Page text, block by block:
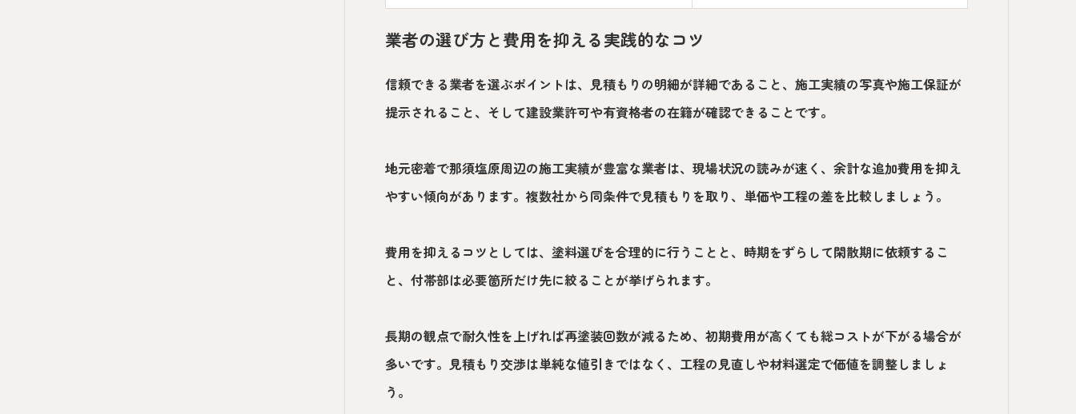
業者の選び方と費用を抑える実践的なコツ
信頼できる業者を選ぶポイントは、見積もりの明細が詳細であること、施工実績の写真や施工保証が
提示されること、そして建設業許可や有資格者の在籍が確認できることです。
地元密着で那須塩原周辺の施工実績が豊富な業者は、現場状況の読みが速く、余計な追加費用を抑え
やすい傾向があります。複数社から同条件で見積もりを取り、単価や工程の差を比較しましょう。
費用を抑えるコツとしては、塗料選びを合理的に行うことと、時期をずらして閑散期に依頼するこ
と、付帯部は必要箇所だけ先に絞ることが挙げられます。
長期の観点で耐久性を上げれば再塗装回数が減るため、初期費用が高くても総コストが下がる場合が
多いです。見積もり交渉は単純な値引きではなく、工程の見直しや材料選定で価値を調整しましょ
う。